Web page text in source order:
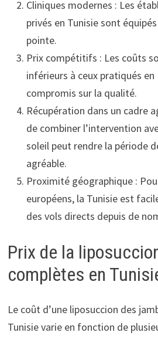
Cliniques modernes : Les
privés en Tunisie sont
pointe.
Prix compétitifs : Les coûts
inférieurs à ceux pratiqués en
compromis sur la qualité.
Récupération dans un cadre
de combiner l’intervention
soleil peut rendre la période
agréable.
Proximité géographique :
européens, la Tunisie est
des vols directs depuis de
Prix de la
complètes en
Le coût d’une liposuccion des
Tunisie varie en fonction de